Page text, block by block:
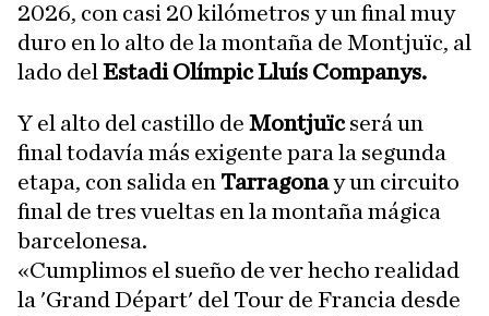
2026, con casi 20 kilómetros y un final muy
duro en lo alto de la montaña de Montjuïc, al
lado del Estadi Olímpic Lluís Companys.
Y el alto del castillo de Montjuïcserá un
final todavía más exigente para la segunda
etapa, con salida en Tarragonay un circuito
final de tres vueltas en la montaña mágica
barcelonesa.
«Cumplimos el sueño de ver hecho realidad
la 'Grand Départ' del Tour de Francia desde